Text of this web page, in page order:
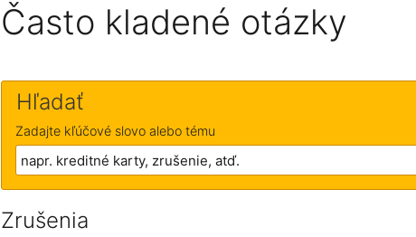
Často kladené otázky
Hľadať
Zadajte kľúčové slovo alebo tému
Zrušenia